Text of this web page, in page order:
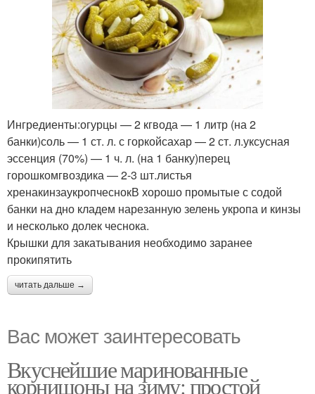
Ингредиенты:огурцы — 2 кгвода — 1 литр (на 2
банки)соль — 1 ст. л. с горкойсахар — 2 ст. л.уксусная
эссенция (70%) — 1 ч. л. (на 1 банку)перец
горошкомгвоздика — 2-3 шт.листья
хренакинзаукропчеснокВ хорошо промытые с содой
банки на дно кладем нарезанную зелень укропа и кинзы
и несколько долек чеснока.
Крышки для закатывания необходимо заранее
прокипятить
читать дальше →
Вас может заинтересовать
Вкуснейшие маринованные
корнишоны на зиму: простой